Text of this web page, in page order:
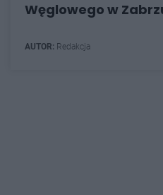
Węglowego w
AUTOR: Redakcja